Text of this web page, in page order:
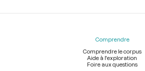
Comprendre
Comprendre le corpus
Aide à l'exploration
Foire aux questions